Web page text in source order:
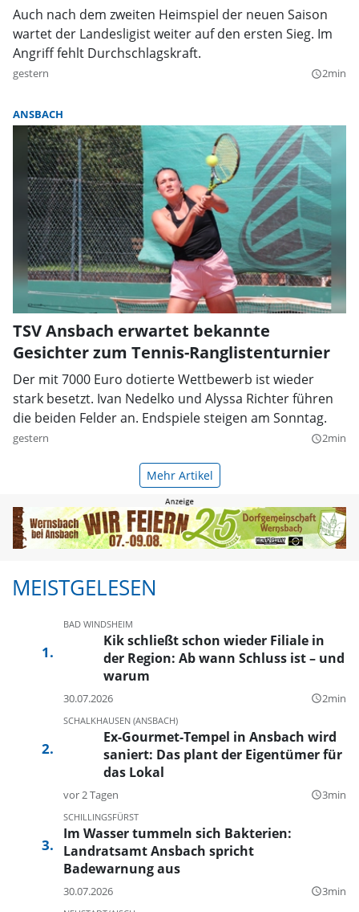
Auch nach dem zweiten Heimspiel der neuen Saison
wartet der Landesligist weiter auf den ersten Sieg. Im
Angriff fehlt Durchschlagskraft.
gestern query_builder2min
ANSBACH
TSV Ansbach erwartet bekannte
Gesichter zum Tennis-Ranglistenturnier
Der mit 7000 Euro dotierte Wettbewerb ist wieder
stark besetzt. Ivan Nedelko und Alyssa Richter führen
die beiden Felder an. Endspiele steigen am Sonntag.
gestern query_builder2min
Mehr Artikel
MEISTGELESEN
BAD WINDSHEIM
Kik schließt schon wieder Filiale in
der Region: Ab wann Schluss ist – und
warum
30.07.2026 query_builder2min
SCHALKHAUSEN (ANSBACH)
Ex-Gourmet-Tempel in Ansbach wird
saniert: Das plant der Eigentümer für
das Lokal
vor 2 Tagen query_builder3min
SCHILLINGSFÜRST
Im Wasser tummeln sich Bakterien:
Landratsamt Ansbach spricht
Badewarnung aus
30.07.2026 query_builder3min